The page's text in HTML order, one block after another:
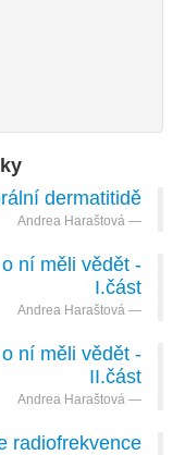
dermatitidě
Andrea Haraštová
ní měli vědět -
I.část
Andrea Haraštová
ní měli vědět -
II.část
Andrea Haraštová
radiofrekvence